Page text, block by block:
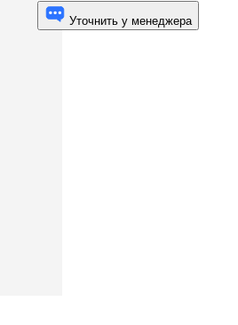
Уточнить у менеджера